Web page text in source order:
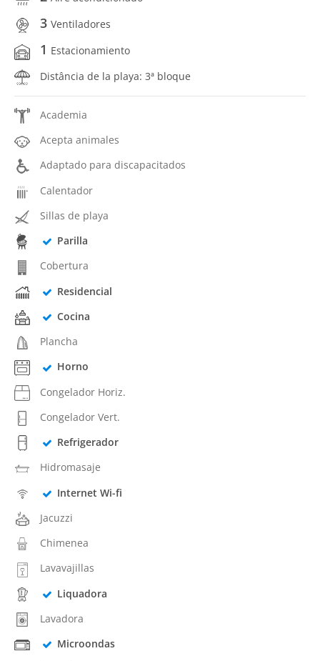
3 Ventiladores
1 Estacionamiento
Distância de la playa: 3ª bloque
Academia
Acepta animales
Adaptado para discapacitados
Calentador
Sillas de playa
Parilla
Cobertura
Residencial
Cocina
Plancha
Horno
Congelador Horiz.
Congelador Vert.
Refrigerador
Hidromasaje
Internet Wi-fi
Jacuzzi
Chimenea
Lavavajillas
Liquadora
Lavadora
Microondas